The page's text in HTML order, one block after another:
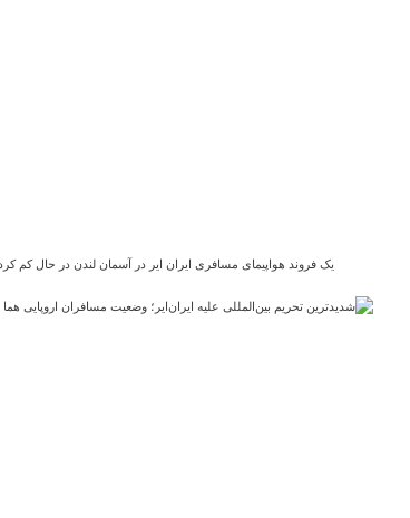
یک فروند هواپیمای مسافری ایران ایر در آسمان لندن در حال کم